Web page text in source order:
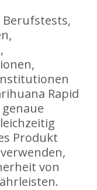
Berufstests,
Rapid
Produkt
von